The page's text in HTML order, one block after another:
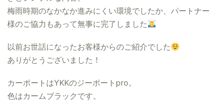
梅雨時期のなかなか進みにくい環境でしたか、パートナー
様のご協力もあって無事に完了しました
以前お世話になったお客様からのご紹介でした
ありがとうございました！
カーポートはYKKのジーポートpro。
色はカームブラックです。